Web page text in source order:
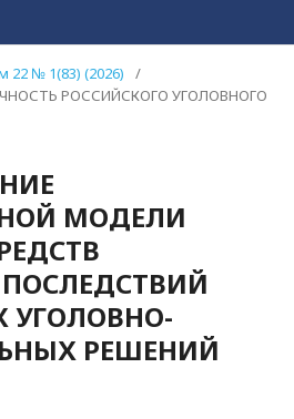
22 № 1(83) (2026)
/
РОССИЙСКОГО УГОЛОВНОГО
МОДЕЛИ
РЕШЕНИЙ